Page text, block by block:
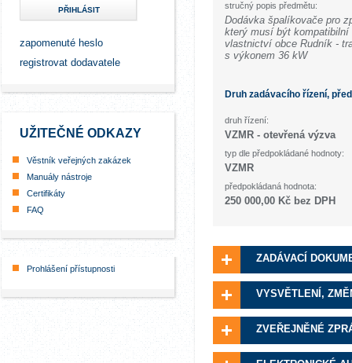
PŘIHLÁSIT
zapomenuté heslo
registrovat dodavatele
UŽITEČNÉ ODKAZY
Věstník veřejných zakázek
Manuály nástroje
Certifikáty
FAQ
Prohlášení přístupnosti
stručný popis předmětu:
Dodávka špalíkovače pro
který musí být
vlastnictví obce Rudník -
s výkonem 36 kW
Druh zadávacího řízení,
druh řízení:
VZMR - otevřená výzva
typ dle předpokládané hodnoty:
VZMR
předpokládaná hodnota:
250 000,00 Kč bez DPH
ZADÁVACÍ
VYSVĚTLENÍ,
ZVEŘEJNĚNÉ